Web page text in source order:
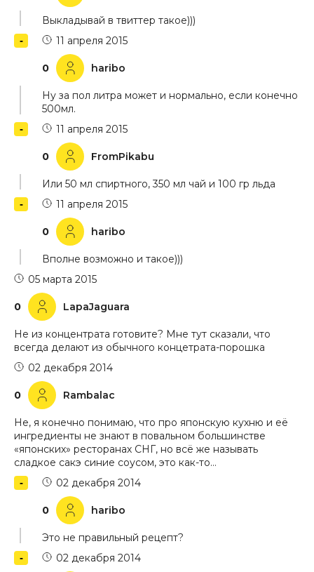
Выкладывай в твиттер такое)))
0 haribo
11 апреля 2015
Ну за пол литра может и нормально, если конечно
500мл.
0 FromPikabu
11 апреля 2015
Или 50 мл спиртного, 350 мл чай и 100 гр льда
0 haribo
11 апреля 2015
Вполне возможно и такое)))
0 LapaJaguara
05 марта 2015
Не из концентрата готовите? Мне тут сказали, что
всегда делают из обычного концетрата-порошка
0 Rambalac
02 декабря 2014
Не, я конечно понимаю, что про японскую кухню и её
ингредиенты не знают в повальном большинстве
«японских» ресторанах СНГ, но всё же называть
сладкое сакэ синие соусом, это как-то…
0 haribo
02 декабря 2014
Это не правильный рецепт?
02 декабря 2014